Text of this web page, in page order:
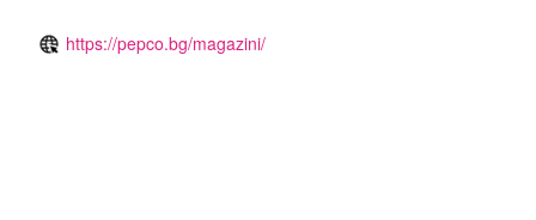
https://pepco.bg/magazini/